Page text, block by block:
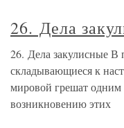
26. Дела
26. Дела закулисные В
складывающиеся к
мировой грешат
возникновению этих